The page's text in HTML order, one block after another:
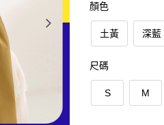
顏色
土黃 深藍
尺碼
S M